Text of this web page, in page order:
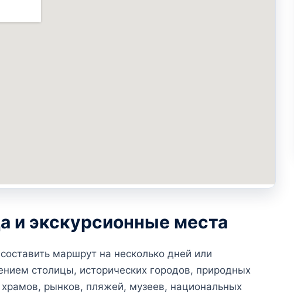
и экскурсионные места
маршрут на несколько дней или
столицы, исторических городов, природных
рынков, пляжей, музеев, национальных